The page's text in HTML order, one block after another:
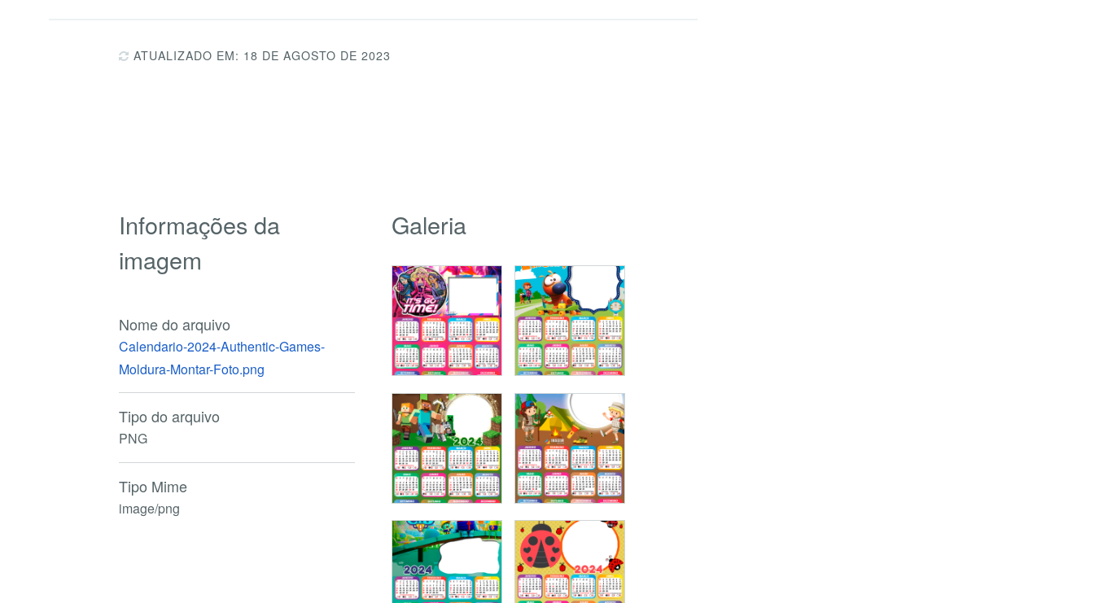
ATUALIZADO EM: 18 DE AGOSTO DE 2023
Informações da
imagem
Nome do arquivo
Calendario-2024-Authentic-Games-
Moldura-Montar-Foto.png
Tipo do arquivo
PNG
Tipo Mime
image/png
Galeria